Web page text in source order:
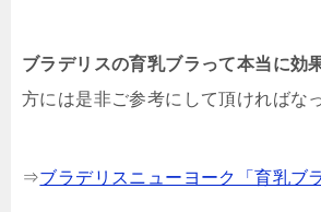
ブラデリスの育乳ブラって本当に効
方には是非ご参考にして頂ければな
⇒ブラデリスニューヨーク「育乳ブラ